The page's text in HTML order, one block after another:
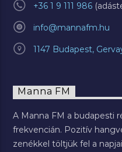
+36 1 9 111 986
info@mannafm.hu
1147 Budapest,
Manna FM
A Manna FM a budapesti
frekvencián. Pozitív
zenékkel töltjük fel a